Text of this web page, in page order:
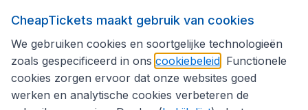
Volg CheapTickets.nl
CheapTickets maakt gebruik van cookies
We gebruiken cookies en soortgelijke technologieën
zoals gespecificeerd in ons cookiebeleid . Functionele
cookies zorgen ervoor dat onze websites goed
werken en analytische cookies verbeteren de